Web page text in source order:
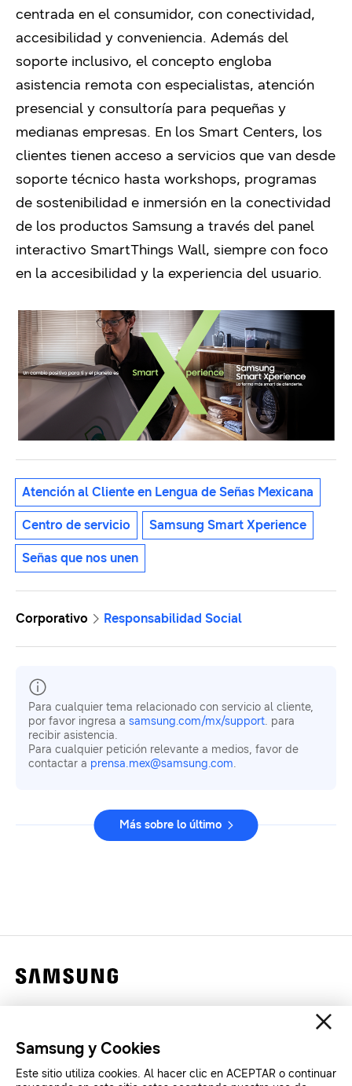
centrada en el consumidor, con conectividad,
accesibilidad y conveniencia. Además del
soporte inclusivo, el concepto engloba
asistencia remota con especialistas, atención
presencial y consultoría para pequeñas y
medianas empresas. En los Smart Centers, los
clientes tienen acceso a servicios que van desde
soporte técnico hasta workshops, programas
de sostenibilidad e inmersión en la conectividad
de los productos Samsung a través del panel
interactivo SmartThings Wall, siempre con foco
en la accesibilidad y la experiencia del usuario.
Atención al Cliente en Lengua de Señas Mexicana
Centro de servicio Samsung Smart Xperience
Señas que nos unen
Corporativo Responsabilidad Social
Para cualquier tema relacionado con servicio al cliente,
por favor ingresa a samsung.com/mx/support. para
recibir asistencia.
Para cualquier petición relevante a medios, favor de
contactar a prensa.mex@samsung.com.
Más sobre lo último
Legales
Samsung y Cookies
Este sitio utiliza cookies. Al hacer clic en ACEPTAR o continuar